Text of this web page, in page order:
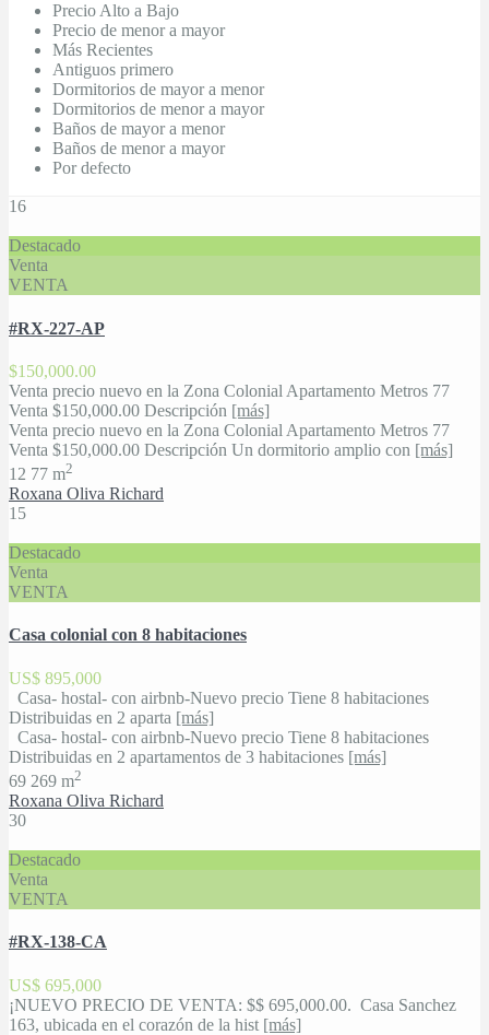
Precio Alto a Bajo
Precio de menor a mayor
Más Recientes
Antiguos primero
Dormitorios de mayor a menor
Dormitorios de menor a mayor
Baños de mayor a menor
Baños de menor a mayor
Por defecto
16
Destacado
Venta
VENTA
#RX-227-AP
$150,000.00
Venta precio nuevo en la Zona Colonial Apartamento Metros 77
Venta $150,000.00 Descripción [más]
Venta precio nuevo en la Zona Colonial Apartamento Metros 77
Venta $150,000.00 Descripción Un dormitorio amplio con [más]
1 2 77 m2
Roxana Oliva Richard
15
Destacado
Venta
VENTA
Casa colonial con 8 habitaciones
US$ 895,000
Casa- hostal- con airbnb-Nuevo precio Tiene 8 habitaciones
Distribuidas en 2 aparta [más]
Casa- hostal- con airbnb-Nuevo precio Tiene 8 habitaciones
Distribuidas en 2 apartamentos de 3 habitaciones [más]
69 269 m2
Roxana Oliva Richard
30
Destacado
Venta
VENTA
#RX-138-CA
US$ 695,000
¡NUEVO PRECIO DE VENTA: $$ 695,000.00. Casa Sanchez
163, ubicada en el corazón de la hist [más]